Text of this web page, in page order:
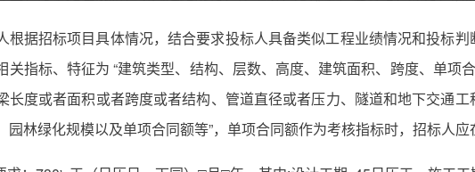
根据招标项目具体情况，结合要求投标人具备类似工程业绩情况和投标
关指标、特征为 “建筑类型、结构、层数、高度、建筑面积、跨度、单项
长度或者面积或者跨度或者结构、管道直径或者压力、隧道和地下交通
园林绿化规模以及单项合同额等”，单项合同额作为考核指标时，招标人应